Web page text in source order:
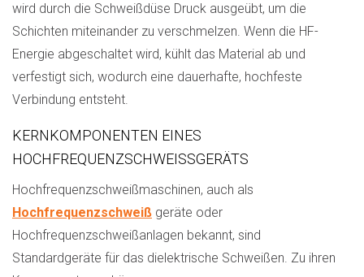
wird durch die Schweißdüse Druck ausgeübt, um die
Schichten miteinander zu verschmelzen. Wenn die HF-
Energie abgeschaltet wird, kühlt das Material ab und
verfestigt sich, wodurch eine dauerhafte, hochfeste
Verbindung entsteht.
KERNKOMPONENTEN EINES
HOCHFREQUENZSCHWEISSGERÄTS
Hochfrequenzschweißmaschinen, auch als
Hochfrequenzschweiß geräte oder
Hochfrequenzschweißanlagen bekannt, sind
Standardgeräte für das dielektrische Schweißen. Zu ihren